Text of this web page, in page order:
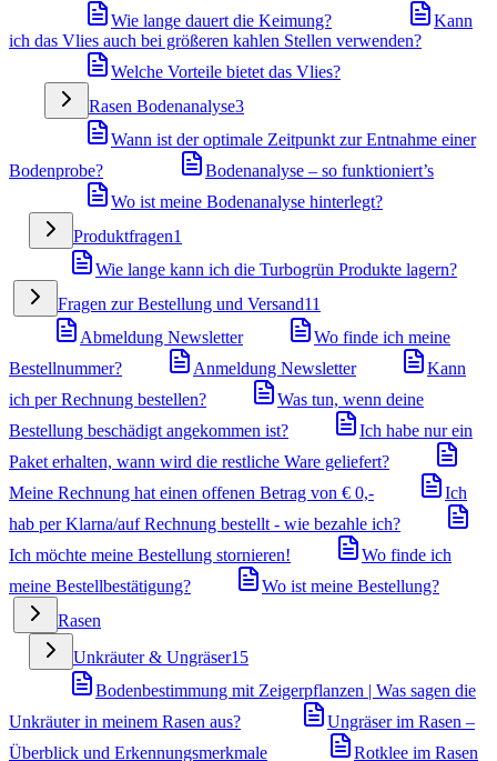
Wie lange dauert die Keimung?
Kann
ich das Vlies auch bei größeren kahlen Stellen verwenden?
Welche Vorteile bietet das Vlies?
Rasen Bodenanalyse3
Wann ist der optimale Zeitpunkt zur Entnahme einer
Bodenprobe?
Bodenanalyse – so funktioniert’s
Wo ist meine Bodenanalyse hinterlegt?
Produktfragen1
Wie lange kann ich die Turbogrün Produkte lagern?
Fragen zur Bestellung und Versand11
Abmeldung Newsletter
Wo finde ich meine
Bestellnummer?
Anmeldung Newsletter
Kann
ich per Rechnung bestellen?
Was tun, wenn deine
Bestellung beschädigt angekommen ist?
Ich habe nur ein
Paket erhalten, wann wird die restliche Ware geliefert?
Meine Rechnung hat einen offenen Betrag von € 0,-
Ich
hab per Klarna/auf Rechnung bestellt - wie bezahle ich?
Ich möchte meine Bestellung stornieren!
Wo finde ich
meine Bestellbestätigung?
Wo ist meine Bestellung?
Rasen
Unkräuter & Ungräser15
Bodenbestimmung mit Zeigerpflanzen | Was sagen die
Unkräuter in meinem Rasen aus?
Ungräser im Rasen –
Überblick und Erkennungsmerkmale
Rotklee im Rasen